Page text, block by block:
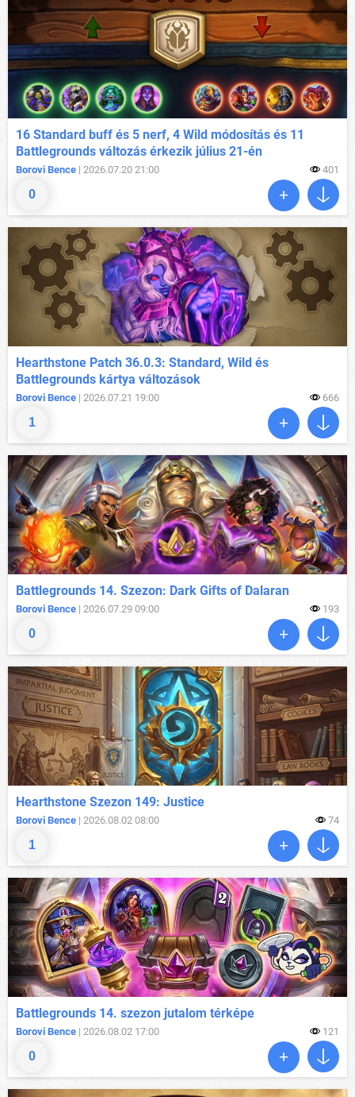
0
16 Standard buff és 5 nerf, 4 Wild módosítás és 11
Battlegrounds változás érkezik július 21-én
Borovi Bence | 2026.07.20 21:00 401
1
Hearthstone Patch 36.0.3: Standard, Wild és
Battlegrounds kártya változások
Borovi Bence | 2026.07.21 19:00 666
0
Battlegrounds 14. Szezon: Dark Gifts of Dalaran
Borovi Bence | 2026.07.29 09:00 193
1
Hearthstone Szezon 149: Justice
Borovi Bence | 2026.08.02 08:00 74
0
Battlegrounds 14. szezon jutalom térképe
Borovi Bence | 2026.08.02 17:00 121